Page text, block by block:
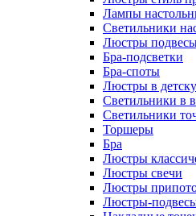
Лампы
Светильники
Люстры
Бра-подсветки
Бра-споты
Люстры в
Светильники в
Светильники
Торшеры
Бра
Люстры
Люстры свечи
Люстры
Люстры-